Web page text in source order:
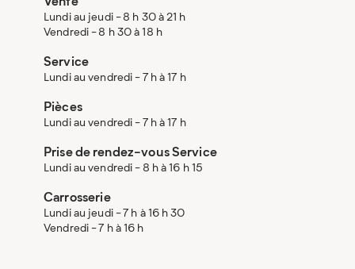
Lundi au jeudi - 8 h 30 à 21 h
Vendredi - 8 h 30 à 18 h
Service
Lundi au vendredi - 7 h à 17 h
Pièces
Lundi au vendredi - 7 h à 17 h
Prise de rendez-vous Service
Lundi au vendredi - 8 h à 16 h 15
Carrosserie
Lundi au jeudi - 7 h à 16 h 30
Vendredi - 7 h à 16 h